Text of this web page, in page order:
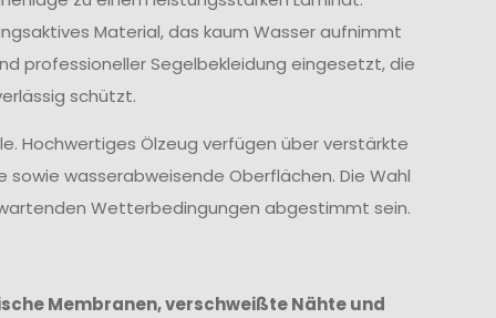
Material, das kaum Wasser aufnimmt
professioneller Segelbekleidung eingesetzt, die
schützt.
Hochwertiges Ölzeug verfügen über verstärkte
wasserabweisende Oberflächen. Die Wahl
Wetterbedingungen abgestimmt sein.
Membranen, verschweißte Nähte und